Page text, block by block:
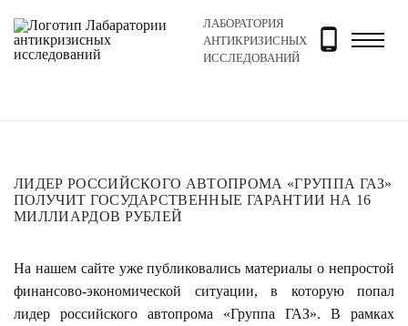
ЛАБОРАТОРИЯ
АНТИКРИЗИСНЫХ
ИССЛЕДОВАНИЙ
Главная Новости и блог Новости Лидер
ЛИДЕР РОССИЙСКОГО АВТОПРОМА «ГРУППА ГАЗ»
ПОЛУЧИТ ГОСУДАРСТВЕННЫЕ ГАРАНТИИ НА 16
МИЛЛИАРДОВ РУБЛЕЙ
На нашем сайте уже публиковались материалы о непростой
финансово-экономической ситуации, в которую попал
лидер российского автопрома «Группа ГАЗ». В рамках